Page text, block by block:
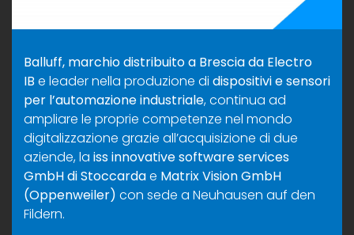
Balluff, marchio distribuito a Brescia da Electro
IB e leader nella produzione di dispositivi e sensori
per l’automazione industriale, continua ad
ampliare le proprie competenze nel mondo
digitalizzazione grazie all’acquisizione di due
aziende, la iss innovative software services
GmbH di Stoccardae Matrix Vision GmbH
(Oppenweiler) con sede a Neuhausen auf den
Fildern.